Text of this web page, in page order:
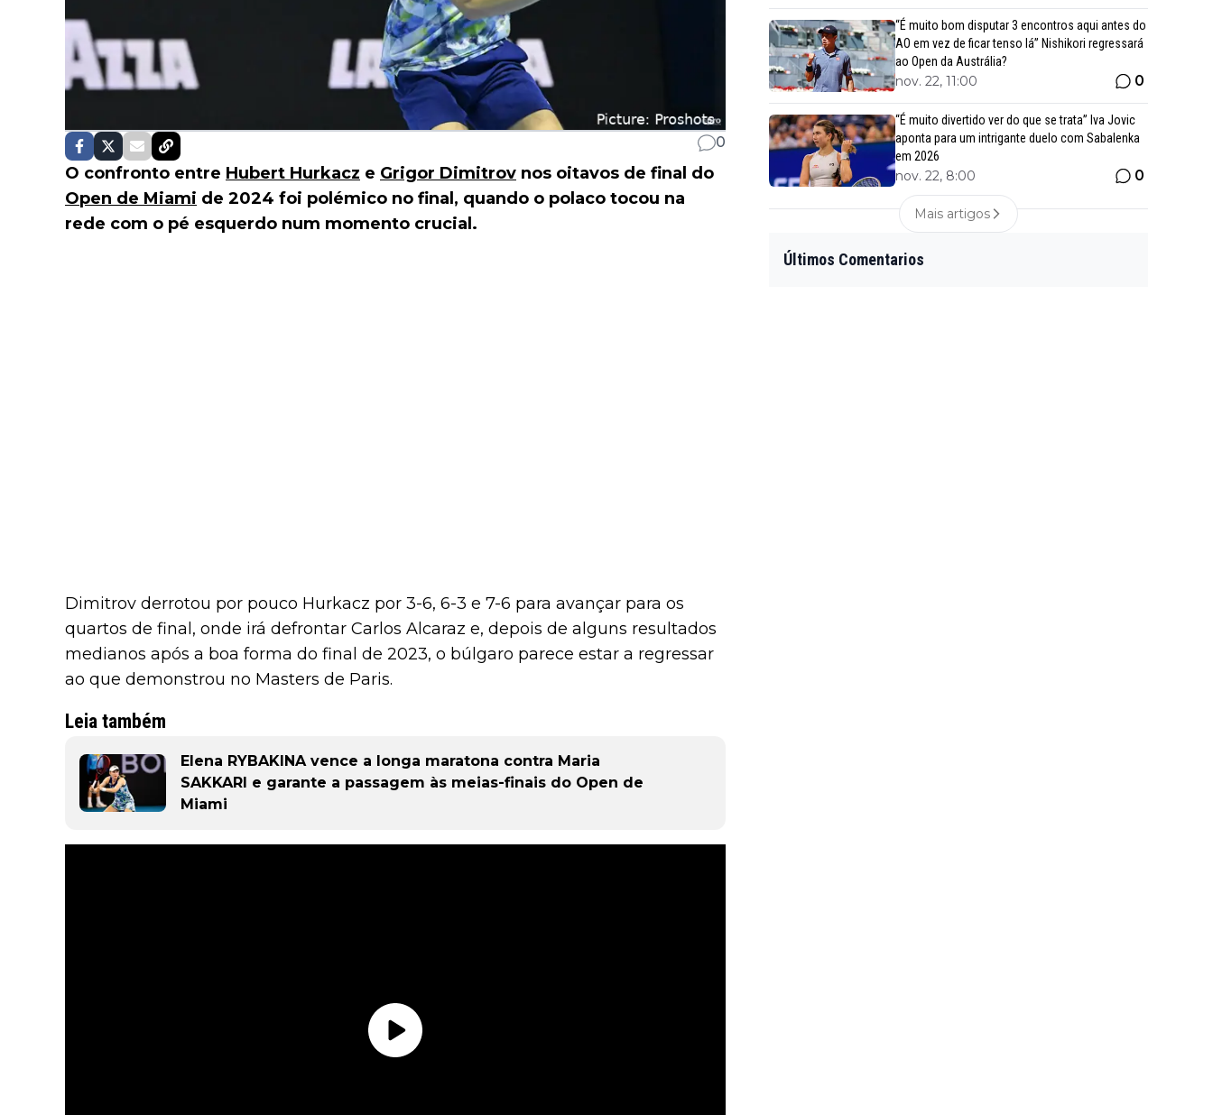
0
O confronto entre Hubert Hurkacz e Grigor Dimitrov nos oitavos de final do
Open de Miami de 2024 foi polémico no final, quando o polaco tocou na
rede com o pé esquerdo num momento crucial.
Dimitrov derrotou por pouco Hurkacz por 3-6, 6-3 e 7-6 para avançar para os
quartos de final, onde irá defrontar Carlos Alcaraz e, depois de alguns resultados
medianos após a boa forma do final de 2023, o búlgaro parece estar a regressar
ao que demonstrou no Masters de Paris.
Leia também
Elena RYBAKINA vence a longa maratona contra Maria
SAKKARI e garante a passagem às meias-finais do Open de
Miami
“É muito bom disputar 3 encontros aqui antes do
AO em vez de ficar tenso lá” Nishikori regressará
ao Open da Austrália?
nov. 22, 11:00 0
“É muito divertido ver do que se trata” Iva Jovic
aponta para um intrigante duelo com Sabalenka
em 2026
nov. 22, 8:00 0
Mais artigos
Últimos Comentarios